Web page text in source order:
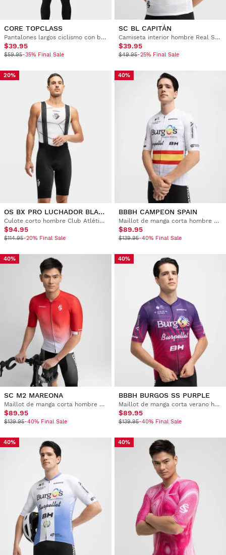
CORE TOPCLASS
Pantalones largos ciclismo con badana hombre
$39.95
$59.95-35% Final Sale
SC BL CAPITÁN
Camiseta interior hombre Real Sporting de Gijón x Siroko
$39.95
$49.95-25% Final Sale
20%
OS BX PRO LUCHADOR BLACK
Culote corto hombre Club Atlético Osasuna x Siroko
$94.95
$114.95-20% Final Sale
40%
BBBH CAMPEON SPAIN
Maillot de manga corta hombre Burgos Burpellet BH x Siroko
$89.95
$139.95-40% Final Sale
40%
SC M2 MAREONA
Maillot de manga corta hombre Real Sporting de Gijón x Siroko
$89.95
$139.95-40% Final Sale
40%
BBBH BURGOS SS PURPLE
Maillot de manga corta verano hombre Burgos Burpellet BH x Siroko
$89.95
$139.95-40% Final Sale
40% 40%